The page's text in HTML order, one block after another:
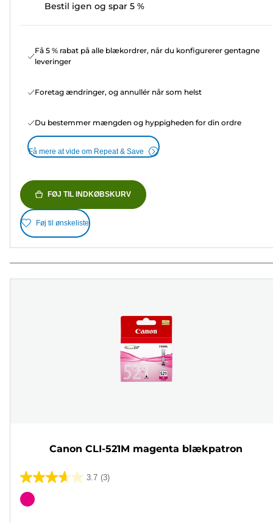
Bestil igen og spar 5 %
Få 5 % rabat på alle blækordrer, når du konfigurerer gentagne
leveringer
Foretag ændringer, og annullér når som helst
Du bestemmer mængden og hyppigheden for din ordre
Få mere at vide om Repeat & Save
FØJ TIL INDKØBSKURV
Føj til ønskeliste
Canon CLI-521M magenta blækpatron
3.7 (3)
3.7
ud
Farvepatron